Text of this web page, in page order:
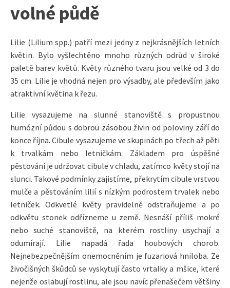
volné půdě
Lilie (Lilium spp.) patří mezi jedny z nejkrásnějších letních
květin. Bylo vyšlechtěno mnoho různých odrůd v široké
paletě barev květů. Květy různého tvaru jsou velké od 3 do
35 cm. Lilie je vhodná nejen pro výsadby, ale především jako
atraktivní květina k řezu.
Lilie vysazujeme na slunné stanoviště s propustnou
humózní půdou s dobrou zásobou živin od poloviny září do
konce října. Cibule vysazujeme ve skupinách po třech až pěti
k trvalkám nebo letničkám. Základem pro úspěšné
pěstování je udržovat cibule v chladu, zatímco květy stojí na
slunci. Takové podmínky zajistíme, překrytím cibule vrstvou
mulče a pěstováním lilií s nízkým podrostem trvalek nebo
letniček. Odkvetlé květy pravidelně odstraňujeme a po
odkvětu stonek odřízneme u země. Nesnáší příliš mokré
nebo suché stanoviště, na kterém rostliny usychají a
odumírají. Lilie napadá řada houbových chorob.
Nejnebezpečnějším onemocněním je fuzariová hniloba. Ze
živočišných škůdců se vyskytují často vrtalky a mšice, které
nejenže oslabují rostlinu, ale jsou navíc přenašečem většiny